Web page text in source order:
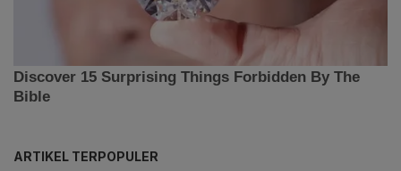
ARTIKEL TERPOPULER